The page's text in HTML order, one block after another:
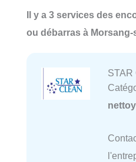
Il y a 3 services des
ou débarras à Morsang-
STAR